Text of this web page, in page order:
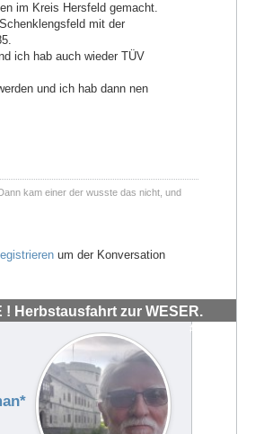
im Kreis Hersfeld gemacht.
mit der
ich hab auch wieder TÜV
und ich hab dann nen
kam einer der wusste das nicht, und
um der Konversation
! Herbstausfahrt zur WESER.
#72039